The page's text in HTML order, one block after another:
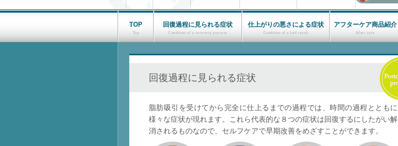
TOP 回復過程に見られる症状 仕上がりの悪さによる症状 アフターケア商品紹介
回復過程に見られる症状
脂肪吸引を受けてから完全に仕上るまでの過程では、時間の過程とともに
様々な症状が現れます。これら代表的な８つの症状は回復するにしたがい解
消されるものなので、セルフケアで早期改善をめざすことができます。